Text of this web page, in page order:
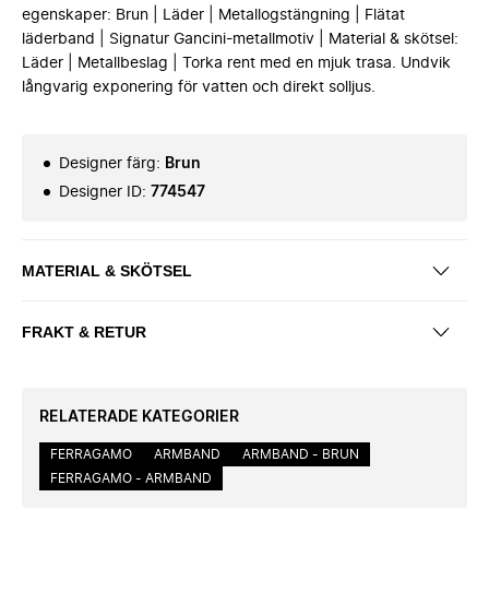
egenskaper: Brun | Läder | Metallogstängning | Flätat
läderband | Signatur Gancini-metallmotiv | Material & skötsel:
Läder | Metallbeslag | Torka rent med en mjuk trasa. Undvik
långvarig exponering för vatten och direkt solljus.
Designer färg: Brun
Designer ID: 774547
MATERIAL & SKÖTSEL
FRAKT & RETUR
RELATERADE KATEGORIER
FERRAGAMO ARMBAND
ARMBAND - BRUN
FERRAGAMO - ARMBAND